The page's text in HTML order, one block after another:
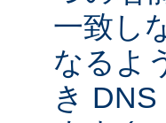
一致し
なるよ
き